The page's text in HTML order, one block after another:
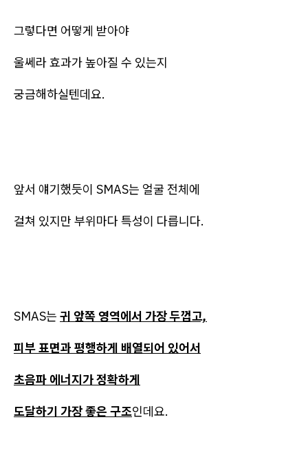
그렇다면 어떻게 받아야
울쎄라 효과가 높아질 수 있는지
궁금해하실텐데요.
앞서 얘기했듯이 SMAS는 얼굴 전체에
걸쳐 있지만 부위마다 특성이 다릅니다.
SMAS는 귀 앞쪽 영역에서 가장 두껍고,
피부 표면과 평행하게 배열되어 있어서
초음파 에너지가 정확하게
도달하기 가장 좋은 구조인데요.